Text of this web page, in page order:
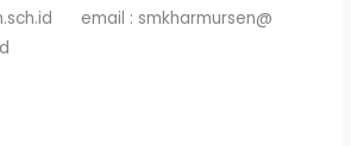
email : smkharmursen@